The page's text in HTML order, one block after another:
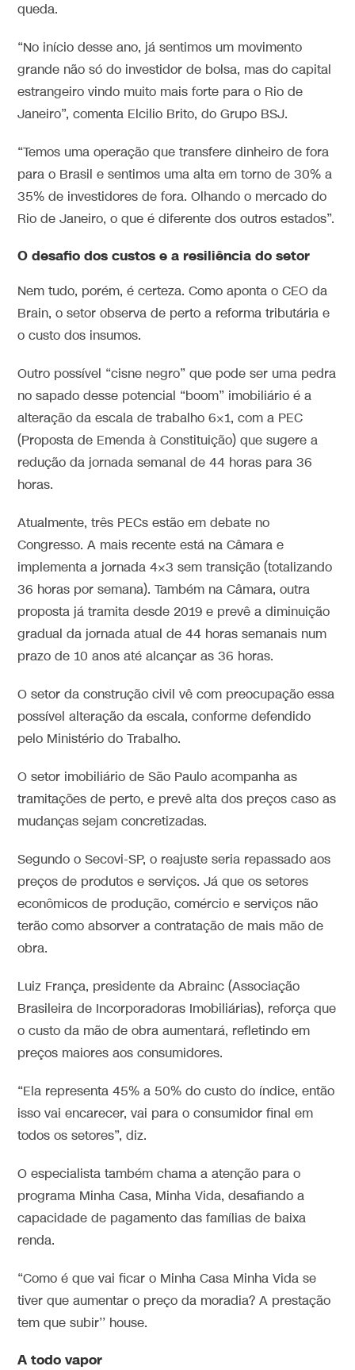
queda.
“No início desse ano, já sentimos um movimento
grande não só do investidor de bolsa, mas do capital
estrangeiro vindo muito mais forte para o Rio de
Janeiro”, comenta Elcilio Brito, do Grupo BSJ.
“Temos uma operação que transfere dinheiro de fora
para o Brasil e sentimos uma alta em torno de 30% a
35% de investidores de fora. Olhando o mercado do
Rio de Janeiro, o que é diferente dos outros estados”.
O desafio dos custos e a resiliência do setor
Nem tudo, porém, é certeza. Como aponta o CEO da
Brain, o setor observa de perto a reforma tributária e
o custo dos insumos.
Outro possível “cisne negro” que pode ser uma pedra
no sapado desse potencial “boom” imobiliário é a
alteração da escala de trabalho 6×1, com a PEC
(Proposta de Emenda à Constituição) que sugere a
redução da jornada semanal de 44 horas para 36
horas.
Atualmente, três PECs estão em debate no
Congresso. A mais recente está na Câmara e
implementa a jornada 4×3 sem transição (totalizando
36 horas por semana). Também na Câmara, outra
proposta já tramita desde 2019 e prevê a diminuição
gradual da jornada atual de 44 horas semanais num
prazo de 10 anos até alcançar as 36 horas.
O setor da construção civil vê com preocupação essa
possível alteração da escala, conforme defendido
pelo Ministério do Trabalho.
O setor imobiliário de São Paulo acompanha as
tramitações de perto, e prevê alta dos preços caso as
mudanças sejam concretizadas.
Segundo o Secovi-SP, o reajuste seria repassado aos
preços de produtos e serviços. Já que os setores
econômicos de produção, comércio e serviços não
terão como absorver a contratação de mais mão de
obra.
Luiz França, presidente da Abrainc (Associação
Brasileira de Incorporadoras Imobiliárias), reforça que
o custo da mão de obra aumentará, refletindo em
preços maiores aos consumidores.
“Ela representa 45% a 50% do custo do índice, então
isso vai encarecer, vai para o consumidor final em
todos os setores”, diz.
O especialista também chama a atenção para o
programa Minha Casa, Minha Vida, desafiando a
capacidade de pagamento das famílias de baixa
renda.
“Como é que vai ficar o Minha Casa Minha Vida se
tiver que aumentar o preço da moradia? A prestação
tem que subir’’ house.
A todo vapor